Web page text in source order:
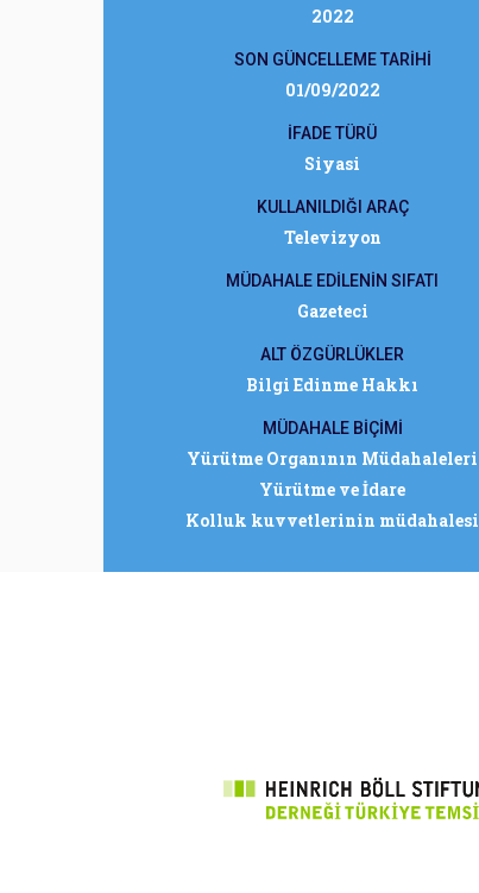
2022
SON GÜNCELLEME TARİHİ
01/09/2022
İFADE TÜRÜ
Siyasi
KULLANILDIĞI ARAÇ
Televizyon
MÜDAHALE EDİLENİN SIFATI
Gazeteci
ALT ÖZGÜRLÜKLER
Bilgi Edinme Hakkı
MÜDAHALE BİÇİMİ
Yürütme Organının Müdahaleleri
Yürütme ve İdare
Kolluk kuvvetlerinin müdahalesi